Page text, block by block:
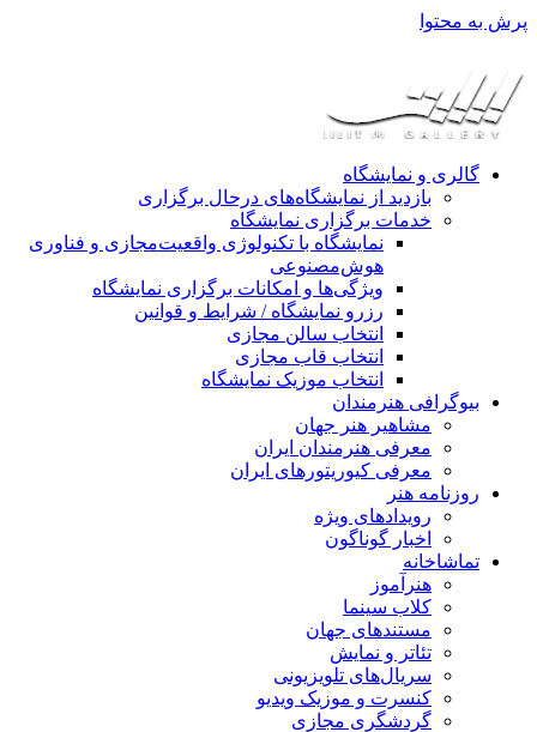
پرش به محتوا
گالری و نمایشگاه
بازدید از نمایشگاه‌های درحال برگزاری
خدمات برگزاری نمایشگاه
نمایشگاه با تکنولوژی واقعیت‌مجازی و فناوری
هوش‌مصنوعی
ویژگی‌ها و امکانات برگزاری نمایشگاه
رزرو نمایشگاه / شرایط و قوانین
انتخاب سالن مجازی
انتخاب قاب مجازی
انتخاب موزیک نمایشگاه
بیوگرافی هنرمندان
مشاهیر هنر جهان
معرفی هنرمندان ایران
معرفی کیوریتورهای ایران
روزنامه هنر
رویدادهای ویژه
اخبار گوناگون
تماشاخانه
هنرآموز
کلاب سینما
مستندهای جهان
تئاتر و نمایش
سریال‌های تلویزیونی
کنسرت و موزیک ویدیو
گردشگری مجازی